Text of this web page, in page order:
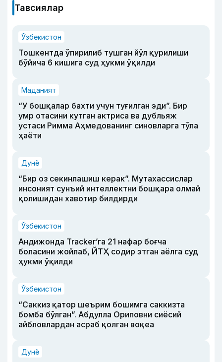
Тавсиялар
Ўзбекистон
Тошкентда ўпирилиб тушган йўл қурилиши
бўйича 6 кишига суд ҳукми ўқилди
Маданият
“У бошқалар бахти учун туғилган эди”. Бир
умр отасини кутган актриса ва дубльяж
устаси Римма Аҳмедованинг синовларга тўла
ҳаёти
Дунё
“Бир оз секинлашиш керак”. Мутахассислар
инсоният сунъий интеллектни бошқара олмай
қолишидан хавотир билдирди
Ўзбекистон
Андижонда Tracker’га 21 нафар боғча
боласини жойлаб, ЙТҲ содир этган аёлга суд
ҳукми ўқилди
Ўзбекистон
“Саккиз қатор шеърим бошимга саккизта
бомба бўлган”. Абдулла Ориповни сиёсий
айбловлардан асраб қолган воқеа
Дунё